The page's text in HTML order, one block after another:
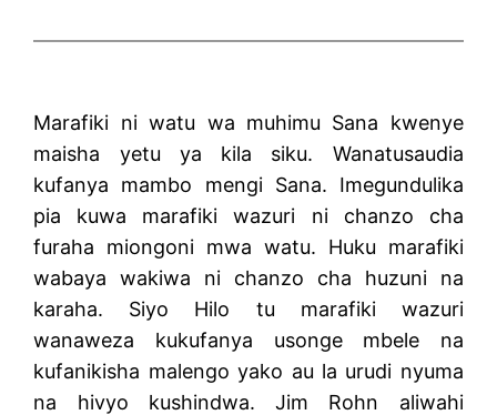
Marafiki ni watu wa muhimu Sana kwenye
maisha yetu ya kila siku. Wanatusaudia
kufanya mambo mengi Sana. Imegundulika
pia kuwa marafiki wazuri ni chanzo cha
furaha miongoni mwa watu. Huku marafiki
wabaya wakiwa ni chanzo cha huzuni na
karaha. Siyo Hilo tu marafiki wazuri
wanaweza kukufanya usonge mbele na
kufanikisha malengo yako au la urudi nyuma
na hivyo kushindwa. Jim Rohn aliwahi